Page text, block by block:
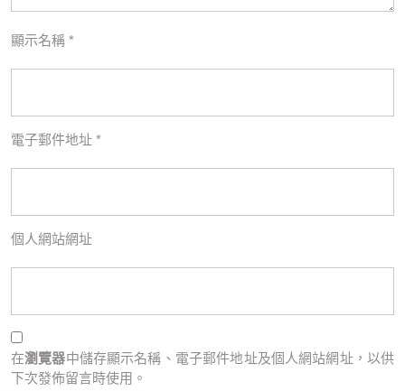
顯示名稱 *
電子郵件地址 *
個人網站網址
在瀏覽器中儲存顯示名稱、電子郵件地址及個人網站網址，以供
下次發佈留言時使用。